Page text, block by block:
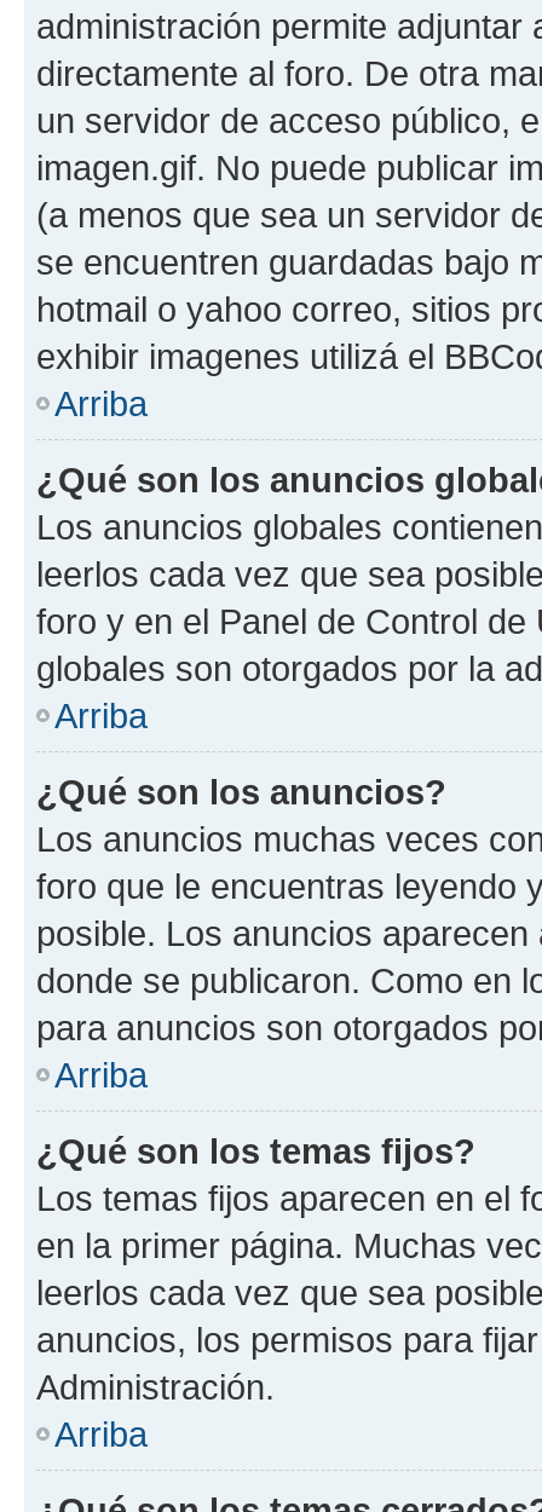
administración permite
directamente al foro. De otra
un servidor de acceso público,
imagen.gif. No puede publicar
(a menos que sea un servidor
se encuentren guardadas bajo
hotmail o yahoo correo, sitios
exhibir imagenes utilizá el
Arriba
¿Qué son los anuncios
Los anuncios globales
leerlos cada vez que sea
foro y en el Panel de Control
globales son otorgados por la
Arriba
¿Qué son los anuncios?
Los anuncios muchas veces
foro que le encuentras leyendo
posible. Los anuncios
donde se publicaron. Como en
para anuncios son otorgados
Arriba
¿Qué son los temas fijos?
Los temas fijos aparecen en el
en la primer página. Muchas
leerlos cada vez que sea
anuncios, los permisos para
Administración.
Arriba